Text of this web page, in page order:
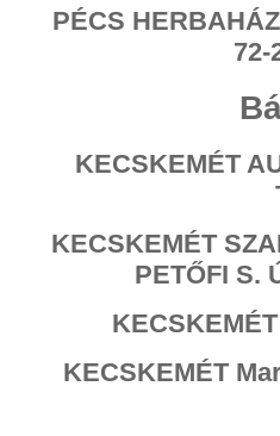
PÉCS
72-
KECSKEMÉT
KECSKEMÉT
PETŐFI S.
KECSKEMÉT